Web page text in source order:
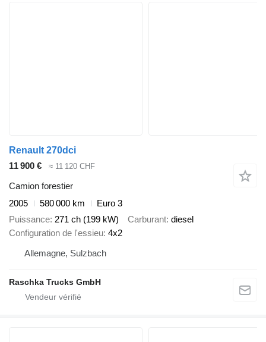
Renault 270dci
11 900 €
≈ 11 120 CHF
Camion forestier
2005
580 000 km
Euro 3
Puissance 271 ch (199 kW) Carburant diesel
Configuration de l'essieu 4x2
Allemagne, Sulzbach
Raschka Trucks GmbH